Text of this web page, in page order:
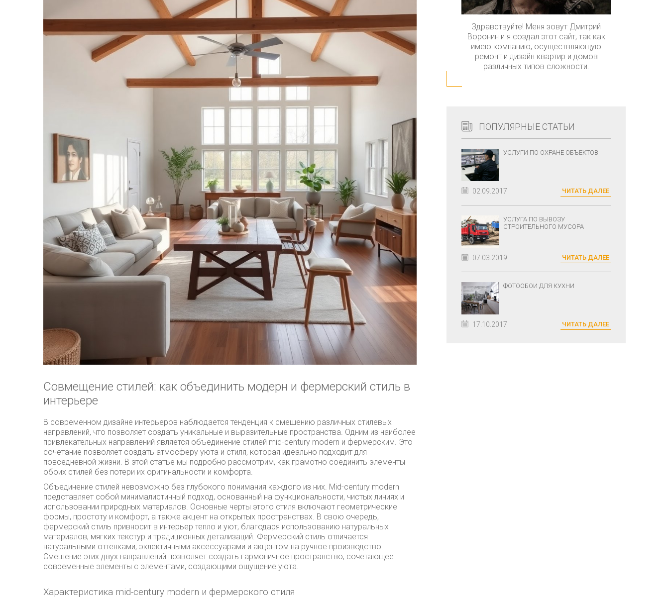
Совмещение стилей: как объединить модерн и фермерский стиль в
интерьере
В современном дизайне интерьеров наблюдается тенденция к смешению различных стилевых
направлений, что позволяет создать уникальные и выразительные пространства. Одним из наиболее
привлекательных направлений является объединение стилей mid-century modern и фермерским. Это
сочетание позволяет создать атмосферу уюта и стиля, которая идеально подходит для
повседневной жизни. В этой статье мы подробно рассмотрим, как грамотно соединить элементы
обоих стилей без потери их оригинальности и комфорта.
Объединение стилей невозможно без глубокого понимания каждого из них. Mid-century modern
представляет собой минималистичный подход, основанный на функциональности, чистых линиях и
использовании природных материалов. Основные черты этого стиля включают геометрические
формы, простоту и комфорт, а также акцент на открытых пространствах. В свою очередь,
фермерский стиль привносит в интерьер тепло и уют, благодаря использованию натуральных
материалов, мягких текстур и традиционных детализаций. Фермерский стиль отличается
натуральными оттенками, эклектичными аксессуарами и акцентом на ручное производство.
Смешение этих двух направлений позволяет создать гармоничное пространство, сочетающее
современные элементы с элементами, создающими ощущение уюта.
Характеристика mid-century modern и фермерского стиля
Здравствуйте! Меня зовут Дмитрий
Воронин и я создал этот сайт, так как
имею компанию, осуществляющую
ремонт и дизайн квартир и домов
различных типов сложности.
ПОПУЛЯРНЫЕ СТАТЬИ
УСЛУГИ ПО ОХРАНЕ ОБЪЕКТОВ
02.09.2017 ЧИТАТЬ ДАЛЕЕ
УСЛУГА ПО ВЫВОЗУ
СТРОИТЕЛЬНОГО МУСОРА
07.03.2019 ЧИТАТЬ ДАЛЕЕ
ФОТООБОИ ДЛЯ КУХНИ
17.10.2017 ЧИТАТЬ ДАЛЕЕ